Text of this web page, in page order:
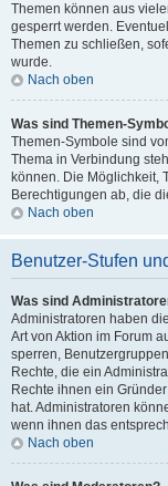
Themen können aus
gesperrt werden.
Themen zu schließen,
wurde.
Nach oben
Was sind Themen-
Themen-Symbole sind
Thema in Verbindung
können. Die Möglichkeit,
Berechtigungen ab, die
Nach oben
Benutzer-Stufen
Was sind
Administratoren haben
Art von Aktion im Forum
sperren,
Rechte, die ein
Rechte ihnen ein
hat. Administratoren
wenn ihnen das
Nach oben